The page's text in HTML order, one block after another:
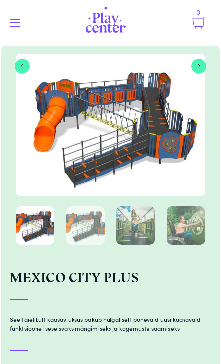
0
MEXICO CITY PLUS
See täielikult kaasav üksus pakub hulgaliselt põnevaid uusi kaasavaid
funktsioone iseseisvaks mängimiseks ja kogemuste saamiseks